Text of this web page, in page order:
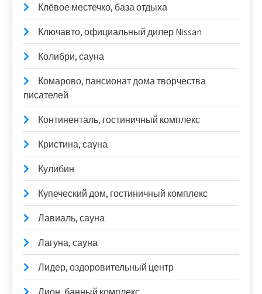
Клёвое местечко, база отдыха
Ключавто, официальный дилер Nissan
Колибри, сауна
Комарово, пансионат дома творчества
писателей
Континенталь, гостиничный комплекс
Кристина, сауна
Кулибин
Купеческий дом, гостиничный комплекс
Лавиаль, сауна
Лагуна, сауна
Лидер, оздоровительный центр